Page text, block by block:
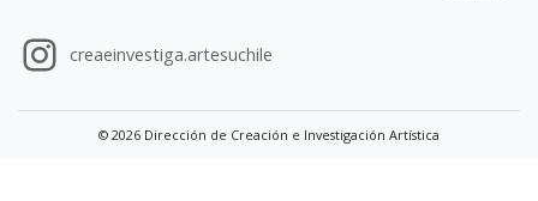
creaeinvestiga.artesuchile
© 2026 Dirección de Creación e Investigación Artística